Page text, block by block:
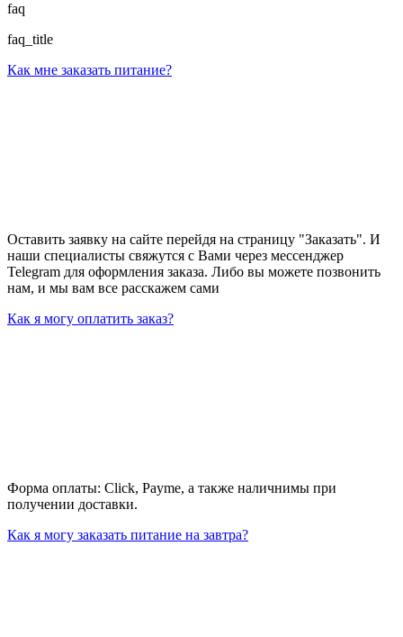
faq
faq_title
Как мне заказать питание?
Оставить заявку на сайте перейдя на страницу "Заказать". И
наши специалисты свяжутся с Вами через мессенджер
Telegram для оформления заказа. Либо вы можете позвонить
нам, и мы вам все расскажем сами
Как я могу оплатить заказ?
Форма оплаты: Click, Payme, а также наличнимы при
получении доставки.
Как я могу заказать питание на завтра?